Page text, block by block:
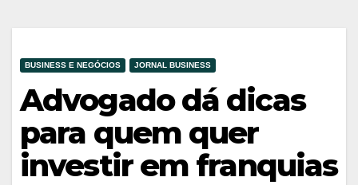
BUSINESS E NEGÓCIOS JORNAL BUSINESS
Advogado dá dicas
para quem quer
investir em franquias